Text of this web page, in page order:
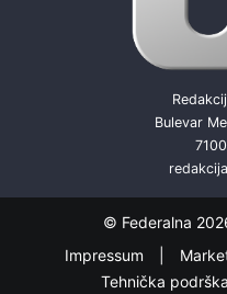
Bulevar
© Federalna
Impressum
Tehnička podrška